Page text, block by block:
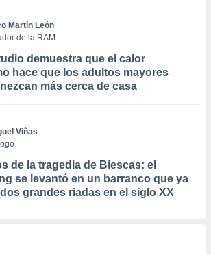
Martín León
de la RAM
demuestra que el calor
hace que los adultos mayores
más cerca de casa
Viñas
de la tragedia de Biescas: el
se levantó en un barranco que ya
grandes riadas en el siglo XX